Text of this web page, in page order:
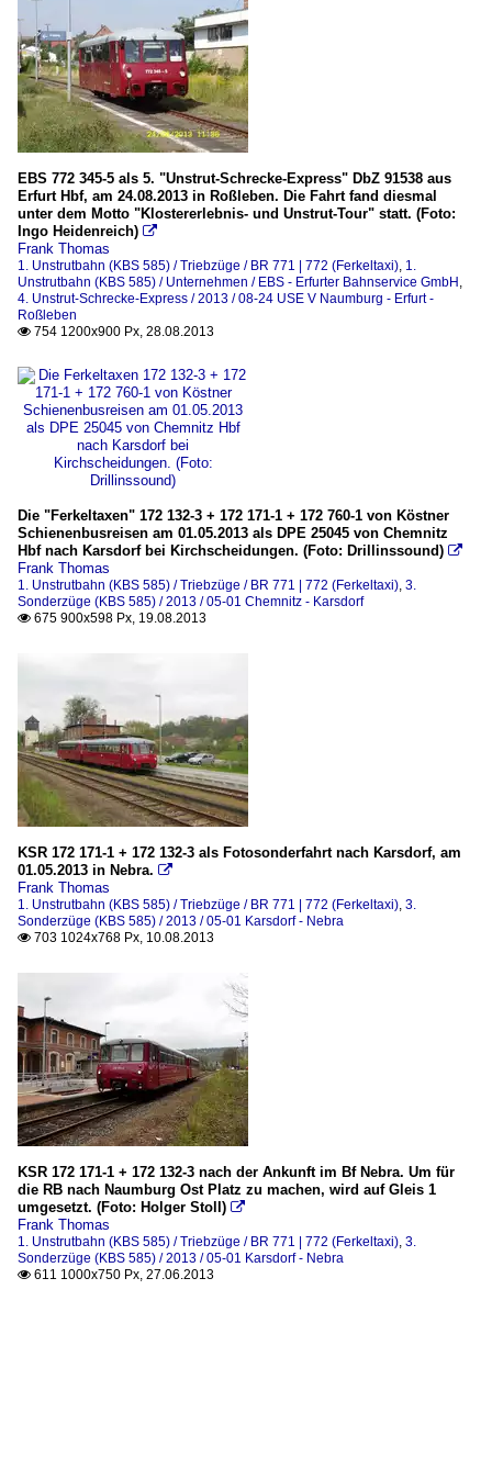
EBS 772 345-5 als 5. "Unstrut-Schrecke-Express" DbZ 91538 aus
Erfurt Hbf, am 24.08.2013 in Roßleben. Die Fahrt fand diesmal
unter dem Motto "Klostererlebnis- und Unstrut-Tour" statt. (Foto:
Ingo Heidenreich) 
Frank Thomas
1. Unstrutbahn (KBS 585) / Triebzüge / BR 771 | 772 (Ferkeltaxi), 1.
Unstrutbahn (KBS 585) / Unternehmen / EBS - Erfurter Bahnservice GmbH ,
4. Unstrut-Schrecke-Express / 2013 / 08-24 USE V Naumburg - Erfurt -
Roßleben
 754 1200x900 Px, 28.08.2013
Die "Ferkeltaxen" 172 132-3 + 172 171-1 + 172 760-1 von Köstner
Schienenbusreisen am 01.05.2013 als DPE 25045 von Chemnitz
Hbf nach Karsdorf bei Kirchscheidungen. (Foto: Drillinssound) 
Frank Thomas
1. Unstrutbahn (KBS 585) / Triebzüge / BR 771 | 772 (Ferkeltaxi), 3.
Sonderzüge (KBS 585) / 2013 / 05-01 Chemnitz - Karsdorf
 675 900x598 Px, 19.08.2013
KSR 172 171-1 + 172 132-3 als Fotosonderfahrt nach Karsdorf, am
01.05.2013 in Nebra. 
Frank Thomas
1. Unstrutbahn (KBS 585) / Triebzüge / BR 771 | 772 (Ferkeltaxi), 3.
Sonderzüge (KBS 585) / 2013 / 05-01 Karsdorf - Nebra
 703 1024x768 Px, 10.08.2013
KSR 172 171-1 + 172 132-3 nach der Ankunft im Bf Nebra. Um für
die RB nach Naumburg Ost Platz zu machen, wird auf Gleis 1
umgesetzt. (Foto: Holger Stoll) 
Frank Thomas
1. Unstrutbahn (KBS 585) / Triebzüge / BR 771 | 772 (Ferkeltaxi), 3.
Sonderzüge (KBS 585) / 2013 / 05-01 Karsdorf - Nebra
 611 1000x750 Px, 27.06.2013